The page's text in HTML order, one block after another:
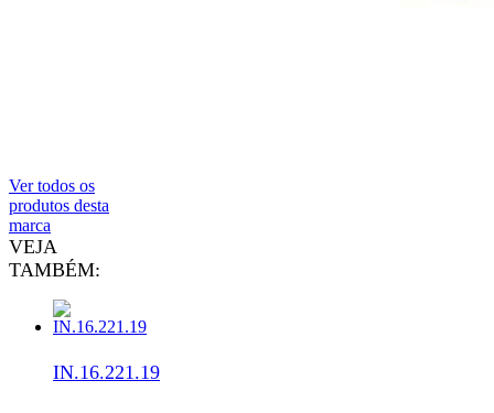
Ver todos os
produtos desta
marca
VEJA
TAMBÉM:
IN.16.221.19